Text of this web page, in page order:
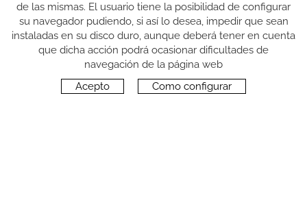
SÍGUENOS
de las mismas. El usuario tiene la posibilidad de configurar
su navegador pudiendo, si así lo desea, impedir que sean
instaladas en su disco duro, aunque deberá tener en cuenta
que dicha acción podrá ocasionar dificultades de
navegación de la página web
Acepto
Como configurar